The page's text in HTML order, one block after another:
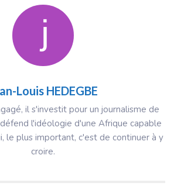
Louis HEDEGBE
il s'investit pour un journalisme de
l'idéologie d'une Afrique capable
le plus important, c'est de continuer à y
croire.